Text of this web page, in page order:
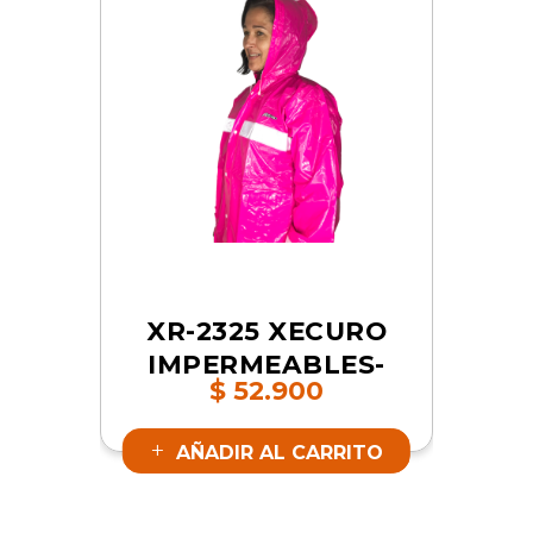
XR-2325 XECURO
IMPERMEABLES-
PVC DOS PIEZAS
ROSADO L | SKU
9362
$ 52.900
AÑADIR AL CARRITO